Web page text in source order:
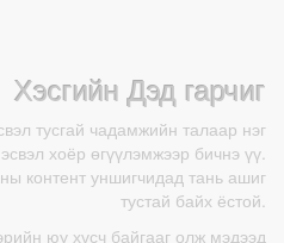
Хэсгийн Дэд гарчиг
тусгай чадамжийн талаар нэг
эсвэл хоёр өгүүлэмжээр бичнэ үү.
контент уншигчидад тань ашиг
тустай байх ёстой.
юу хүсч байгааг олж мэдээд